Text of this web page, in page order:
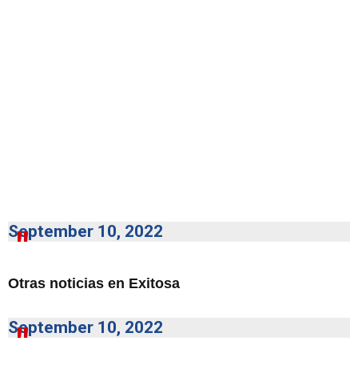
September 10, 2022
Otras noticias en Exitosa
September 10, 2022